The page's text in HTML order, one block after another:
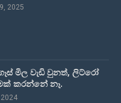
2025
මිල වැඩි වුනත්, ලිට්රෝ
කරන්නේ නෑ.